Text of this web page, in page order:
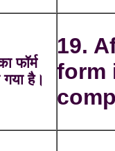
फॉर्म
गया है।
19.
form